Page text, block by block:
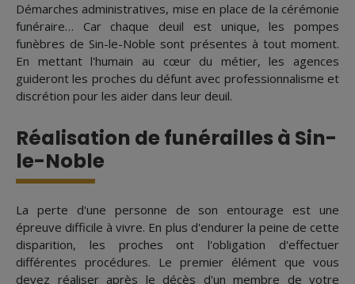
Démarches administratives, mise en place de la cérémonie
funéraire… Car chaque deuil est unique, les pompes
funèbres de Sin-le-Noble sont présentes à tout moment.
En mettant l'humain au cœur du métier, les agences
guideront les proches du défunt avec professionnalisme et
discrétion pour les aider dans leur deuil.
Réalisation de funérailles à Sin-
le-Noble
La perte d'une personne de son entourage est une
épreuve difficile à vivre. En plus d'endurer la peine de cette
disparition, les proches ont l'obligation d'effectuer
différentes procédures. Le premier élément que vous
devez réaliser après le décès d'un membre de votre